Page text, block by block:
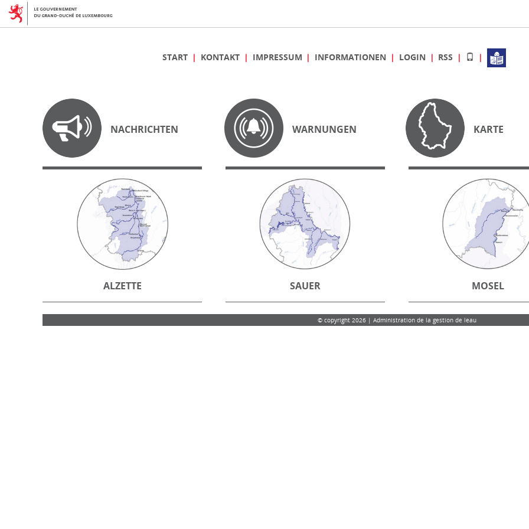
START KONTAKT IMPRESSUM INFORMATIONEN LOGIN RSS
NACHRICHTEN WARNUNGEN KARTE
ALZETTE SAUER MOSEL
© copyright 2026 | Administration de la gestion de leau